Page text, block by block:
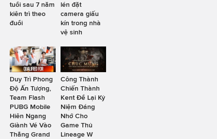
tuổi sau 7 năm
kiên trì theo
đuổi
lén đặt
camera giấu
kín trong nhà
vệ sinh
Duy Trì Phong
Độ Ấn Tượng,
Team Flash
PUBG Mobile
Hiên Ngang
Giành Vé Vào
Thẳng Grand
Công Thành
Chiến Thành
Kent Để Lại Kỷ
Niệm Đáng
Nhớ Cho
Game Thủ
Lineage W